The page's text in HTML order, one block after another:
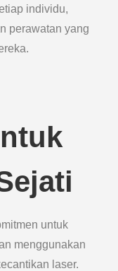
individu,
perawatan yang
untuk
menggunakan
laser.